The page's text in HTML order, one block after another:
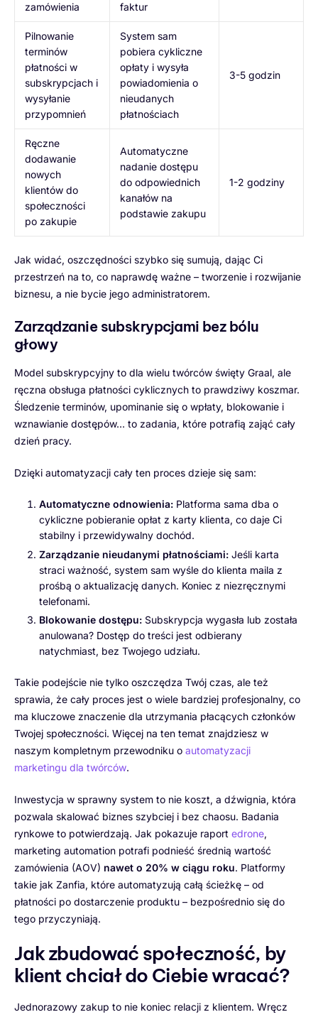
zamówienia
faktur
Pilnowanie
terminów
płatności w
subskrypcjach i
wysyłanie
przypomnień
System sam
pobiera cykliczne
opłaty i wysyła
powiadomienia o
nieudanych
płatnościach
3-5 godzin
Ręczne
dodawanie
nowych
klientów do
społeczności
po zakupie
Automatyczne
nadanie dostępu
do odpowiednich
kanałów na
podstawie zakupu
1-2 godziny
Jak widać, oszczędności szybko się sumują, dając Ci
przestrzeń na to, co naprawdę ważne – tworzenie i rozwijanie
biznesu, a nie bycie jego administratorem.
Zarządzanie subskrypcjami bez bólu
głowy
Model subskrypcyjny to dla wielu twórców święty Graal, ale
ręczna obsługa płatności cyklicznych to prawdziwy koszmar.
Śledzenie terminów, upominanie się o wpłaty, blokowanie i
wznawianie dostępów… to zadania, które potrafią zająć cały
dzień pracy.
Dzięki automatyzacji cały ten proces dzieje się sam:
Automatyczne odnowienia: Platforma sama dba o
cykliczne pobieranie opłat z karty klienta, co daje Ci
stabilny i przewidywalny dochód.
Zarządzanie nieudanymi płatnościami: Jeśli karta
straci ważność, system sam wyśle do klienta maila z
prośbą o aktualizację danych. Koniec z niezręcznymi
telefonami.
Blokowanie dostępu: Subskrypcja wygasła lub została
anulowana? Dostęp do treści jest odbierany
natychmiast, bez Twojego udziału.
Takie podejście nie tylko oszczędza Twój czas, ale też
sprawia, że cały proces jest o wiele bardziej profesjonalny, co
ma kluczowe znaczenie dla utrzymania płacących członków
Twojej społeczności. Więcej na ten temat znajdziesz w
naszym kompletnym przewodniku o automatyzacji
marketingu dla twórców.
Inwestycja w sprawny system to nie koszt, a dźwignia, która
pozwala skalować biznes szybciej i bez chaosu. Badania
rynkowe to potwierdzają. Jak pokazuje raport edrone,
marketing automation potrafi podnieść średnią wartość
zamówienia (AOV) nawet o 20% w ciągu roku. Platformy
takie jak Zanfia, które automatyzują całą ścieżkę – od
płatności po dostarczenie produktu – bezpośrednio się do
tego przyczyniają.
Jak zbudować społeczność, by
klient chciał do Ciebie wracać?
Jednorazowy zakup to nie koniec relacji z klientem. Wręcz